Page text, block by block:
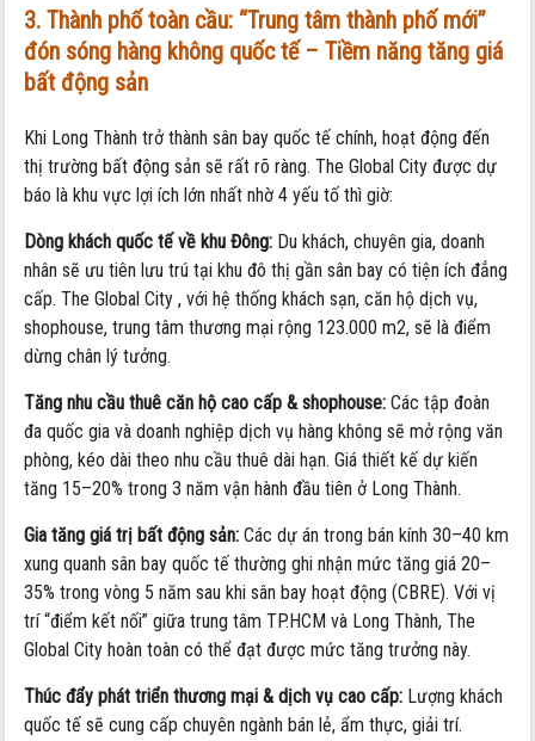
3. Thành phố toàn cầu: “Trung tâm thành phố mới”
đón sóng hàng không quốc tế – Tiềm năng tăng giá
bất động sản
Khi Long Thành trở thành sân bay quốc tế chính, hoạt động đến
thị trường bất động sản sẽ rất rõ ràng. The Global City được dự
báo là khu vực lợi ích lớn nhất nhờ 4 yếu tố thì giờ:
Dòng khách quốc tế về khu Đông: Du khách, chuyên gia, doanh
nhân sẽ ưu tiên lưu trú tại khu đô thị gần sân bay có tiện ích đẳng
cấp. The Global City , với hệ thống khách sạn, căn hộ dịch vụ,
shophouse, trung tâm thương mại rộng 123.000 m2, sẽ là điểm
dừng chân lý tưởng.
Tăng nhu cầu thuê căn hộ cao cấp & shophouse: Các tập đoàn
đa quốc gia và doanh nghiệp dịch vụ hàng không sẽ mở rộng văn
phòng, kéo dài theo nhu cầu thuê dài hạn. Giá thiết kế dự kiến
tăng 15–20% trong 3 năm vận hành đầu tiên ở Long Thành.
Gia tăng giá trị bất động sản: Các dự án trong bán kính 30–40 km
xung quanh sân bay quốc tế thường ghi nhận mức tăng giá 20–
35% trong vòng 5 năm sau khi sân bay hoạt động (CBRE). Với vị
trí “điểm kết nối” giữa trung tâm TP.HCM và Long Thành, The
Global City hoàn toàn có thể đạt được mức tăng trưởng này.
Thúc đẩy phát triển thương mại & dịch vụ cao cấp: Lượng khách
quốc tế sẽ cung cấp chuyên ngành bán lẻ, ẩm thực, giải trí.